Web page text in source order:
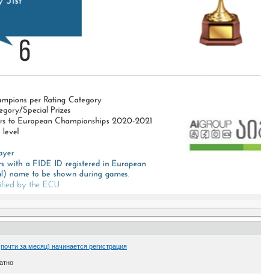
за месяц) начинается регистрация